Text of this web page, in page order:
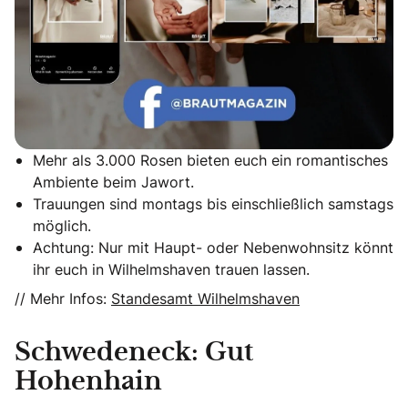
Mehr als 3.000 Rosen bieten euch ein romantisches
Ambiente beim Jawort.
Trauungen sind montags bis einschließlich samstags
möglich.
Achtung: Nur mit Haupt- oder Nebenwohnsitz könnt
ihr euch in Wilhelmshaven trauen lassen.
// Mehr Infos: Standesamt Wilhelmshaven
Schwedeneck: Gut
Hohenhain